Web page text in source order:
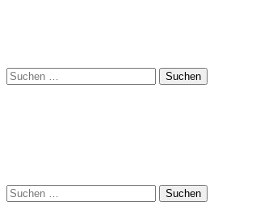
Suchen
nach:
Suchen
nach: